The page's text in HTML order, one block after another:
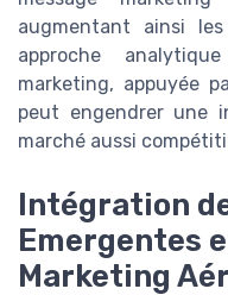
augmentant ainsi
approche
marketing, appuyée
peut engendrer une
marché aussi
Intégration
Emergentes
Marketing